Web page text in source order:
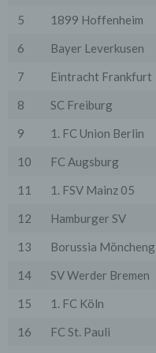
5
1899 Hoffenheim
6
Bayer Leverkusen
7
Eintracht Frankfurt
8
SC Freiburg
9
1. FC Union Berlin
10
FC Augsburg
11
1. FSV Mainz 05
12
Hamburger SV
13
Borussia
14
SV Werder Bremen
15
1. FC Köln
16
FC St. Pauli
von Google in den
gespeichert.
Google wird diese
durch die Nutzer
zusammenzustellen
verbundene
pseudonyme
Anonymisierung ein.
Nutzer wird von
der Europäischen
Vertragsstaaten des
Europäischen
Ausnahmefällen wird
gekürzt.
Die von dem Browser